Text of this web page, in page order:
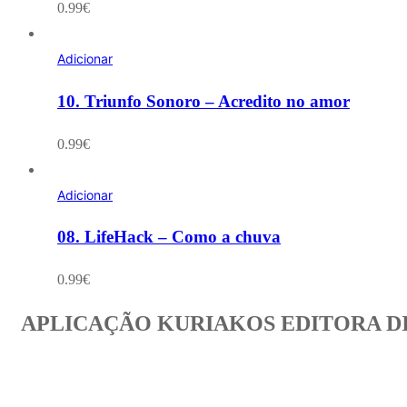
0.99€
Adicionar
10. Triunfo Sonoro – Acredito no amor
0.99€
Adicionar
08. LifeHack – Como a chuva
0.99€
APLICAÇÃO KURIAKOS EDITORA